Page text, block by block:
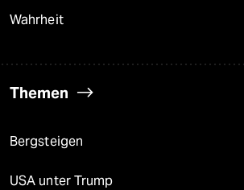
Wahrheit
Themen
Bergsteigen
USA unter Trump